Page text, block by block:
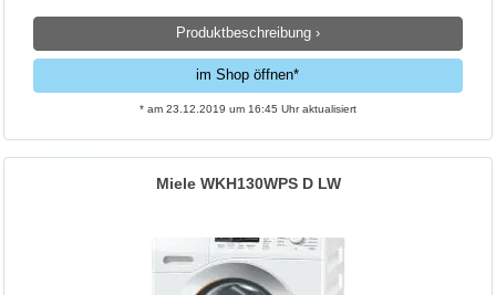
Produktbeschreibung ›
im Shop öffnen*
* am 23.12.2019 um 16:45 Uhr aktualisiert
Miele WKH130WPS D LW